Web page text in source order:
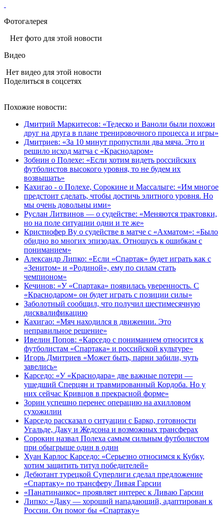
Фотогалерея
Нет фото для этой новости
Видео
Нет видео для этой новости
Поделиться в соцсетях
Похожие новости:
Дмитрий Маркитесов: «Тедеско и Ваноли были похожи
друг на друга в плане тренировочного процесса и игры»
Дмитриев: «За 10 минут пропустили два мяча. Это и
решило исход матча с «Краснодаром»
Зобнин о Полехе: «Если хотим видеть российских
футболистов высокого уровня, то не будем их
возвышать»
Кахигао - о Полехе, Сорокине и Массалыге: «Им многое
предстоит сделать, чтобы достичь элитного уровня. Но
мы очень довольны ими»
Руслан Литвинов — о судействе: «Меняются трактовки,
но на поле ситуации одни и те же»
Кристиофер Ву о судействе в матче с «Ахматом»: «Было
обидно во многих эпизодах. Отношусь к ошибкам с
пониманием»
Александр Липко: «Если «Спартак» будет играть как с
«Зенитом» и «Родиной», ему по силам стать
чемпионом»
Кечинов: «У «Спартака» появилась уверенность. С
«Краснодаром» он будет играть с позиции силы»
Заболотный сообщил, что получил шестимесячную
дисквалификацию
Кахигао: «Мяч находился в движении. Это
неправильное решение»
Ивелин Попов: «Карседо с пониманием относится к
футболистам «Спартака» и российской культуре»
Игорь Дмитриев «Может быть, парни забили, чуть
завелись»
Карседо: «У «Краснодара» две важные потери —
ушедший Сперцян и травмированный Кордоба. Но у
них сейчас Кривцов в прекрасной форме»
Зорин успешно перенес операцию на ахилловом
сухожилии
Карседо рассказал о ситуации с Барко, готовности
Угальде, Даку и Жедсона и возможных трансферах
Сорокин назвал Полеха самым сильным футболистом
при обыгрыше один в один
Хуан Карлос Карседо: «Серьезно относимся к Кубку,
хотим защитить титул победителей»
Дебютант турецкой Суперлиги сделал предложение
«Спартаку» по трансферу Ливая Гарсии
«Панатинаикос» проявляет интерес к Ливаю Гарсии
Липко: «Даку — хороший нападающий, адаптирован к
России. Он помог бы «Спартаку»